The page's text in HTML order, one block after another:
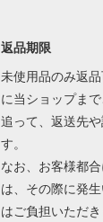
返品期限
未使用品のみ返
に当ショップまで
追って、返送先
す。
なお、お客様都
は、その際に発
はご負担いただ